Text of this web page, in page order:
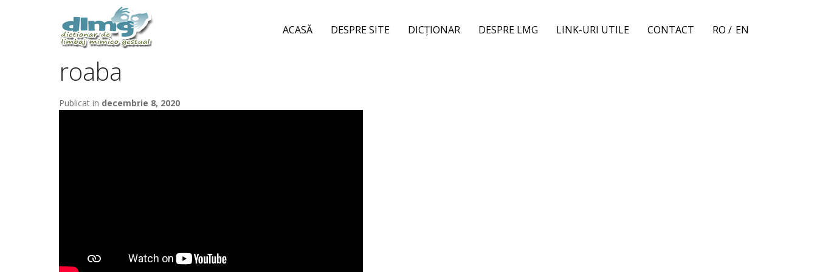
ACASĂ DESPRE SITE DICȚIONAR DESPRE LMG LINK-URI UTILE CONTACT RO / EN
roaba
Publicat in decembrie 8, 2020